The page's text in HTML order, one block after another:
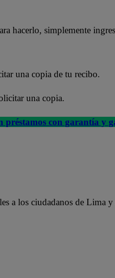
hacerlo, simplemente
una copia de tu recibo.
una copia.
préstamos con garantía y
a los ciudadanos de Lima y